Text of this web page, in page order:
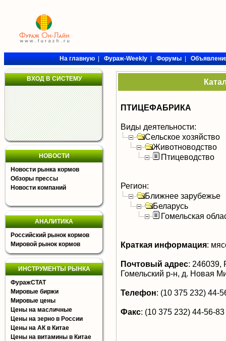
На главную|Фураж-Weekly|Форумы|
ВХОД В СИСТЕМУ
НОВОСТИ
Новости рынка кормов
Обзоры прессы
Новости компаний
АНАЛИТИКА
Российский рынок кормов
Мировой рынок кормов
ИНСТРУМЕНТЫ РЫНКА
ФуражСТАТ
Мировые биржи
Мировые цены
Цены на масличные
Цены на зерно в России
Цены на АК в Китае
Цены на витамины в Китае
ПТИЦЕФАБРИКА
Виды деятельности:
Сельское хозяйство
Животноводство
Птицеводство
Регион:
Ближнее зарубежье
Беларусь
Гомельская
Краткая информация:
Почтовый адрес: 246039,
Гомельский р-н, д. Новая
Телефон: (10 375 232) 44-
Факс: (10 375 232) 44-56-83